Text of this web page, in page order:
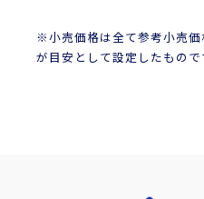
※小売価格は全て参考小売
が目安として設定したもので